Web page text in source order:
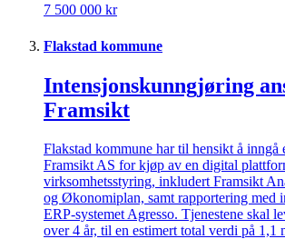
7 500 000 kr
Flakstad kommune
Intensjonskunngjøring
Framsikt
Flakstad kommune har til hensikt å inngå
Framsikt AS for kjøp av en digital
virksomhetsstyring, inkludert Framsikt
og Økonomiplan, samt rapportering med
ERP-systemet Agresso. Tjenestene skal
over 4 år, til en estimert total verdi på 1,1